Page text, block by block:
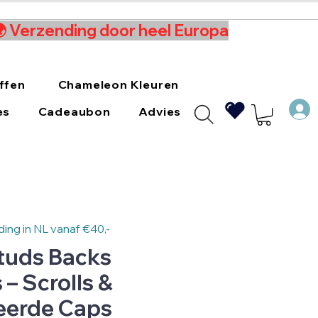
Verzending door heel Europa
Chameleon Kleuren
Cadeaubon Advies
Backs
Scrolls &
Caps
in NL vanaf €40,-